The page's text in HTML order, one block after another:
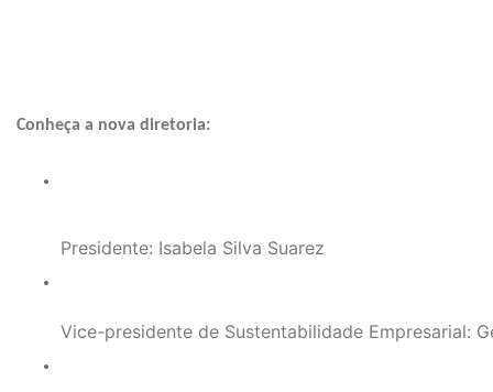
Conheça a nova diretoria:
Presidente: Isabela Silva Suarez
Vice-presidente de Sustentabilidade Empresarial: